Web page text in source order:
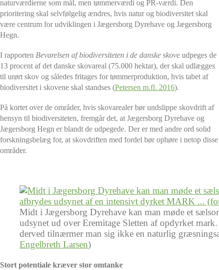
naturværdierne som mål, men tømmerværdi og PR-værdi. Den
prioritering skal selvfølgelig ændres, hvis natur og biodiversitet skal
være centrum for udviklingen i Jægersborg Dyrehave og Jægersborg
Hegn.
I rapporten Bevarelsen af biodiversiteten i de danske skove udpeges de
13 procent af det danske skovareal (75.000 hektar), der skal udlægges
til urørt skov og således fritages for tømmerproduktion, hvis tabet af
biodiversitet i skovene skal standses (Petersen m.fl. 2016).
På kortet over de områder, hvis skovarealer bør undslippe skovdrift af
hensyn til biodiversiteten, fremgår det, at Jægersborg Dyrehave og
Jægersborg Hegn er blandt de udpegede. Der er med andre ord solid
forskningsbelæg for, at skovdriften med fordel bør ophøre i netop disse
områder.
Midt i Jægersborg Dyrehave kan man møde et
udsynet ud over Eremitage Sletten af opdyrket
derved tilnærmer man sig ikke en naturlig
Engelbreth Larsen)
Stort potentiale kræver stor omtanke